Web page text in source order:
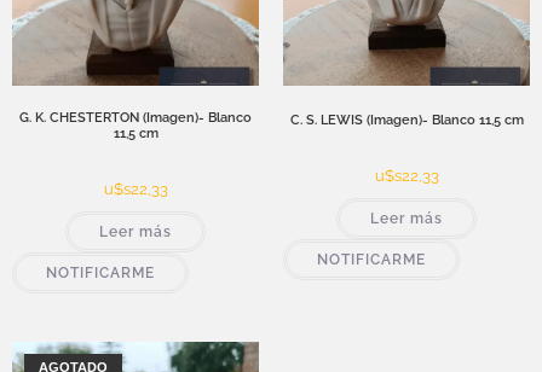
G. K. CHESTERTON (Imagen)- Blanco
11,5 cm
u$s22,33
Leer más
NOTIFICARME
C. S. LEWIS (Imagen)- Blanco 11,5 cm
u$s22,33
Leer más
NOTIFICARME
AGOTADO